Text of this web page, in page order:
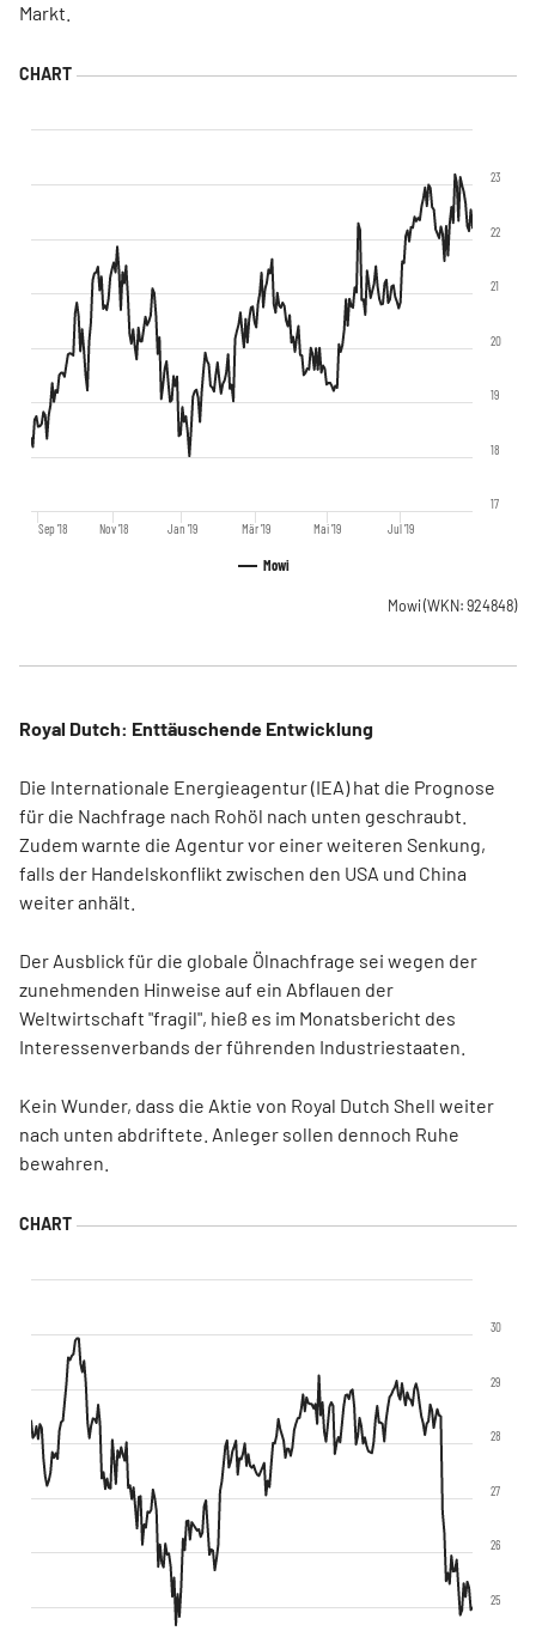
Markt.
Mowi
Sep '18 Nov '18 Jan '19 Mär '19 Mai '19 Jul '19
17
18
19
20
21
22
23
Mowi(WKN: 924848)
Royal Dutch: Enttäuschende Entwicklung
Die Internationale Energieagentur (IEA) hat die Prognose
für die Nachfrage nach Rohöl nach unten geschraubt.
Zudem warnte die Agentur vor einer weiteren Senkung,
falls der Handelskonflikt zwischen den USA und China
weiter anhält.
Der Ausblick für die globale Ölnachfrage sei wegen der
zunehmenden Hinweise auf ein Abflauen der
Weltwirtschaft "fragil", hieß es im Monatsbericht des
Interessenverbands der führenden Industriestaaten.
Kein Wunder, dass die Aktie von Royal Dutch Shell weiter
nach unten abdriftete. Anleger sollen dennoch Ruhe
bewahren.
25
26
27
28
29
30